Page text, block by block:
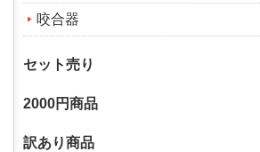
咬合器
セット売り
2000円商品
訳あり商品